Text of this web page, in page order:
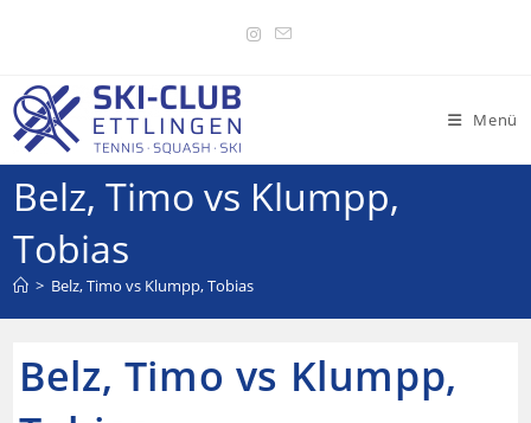
Menü
Belz, Timo vs Klumpp,
Tobias
> Belz, Timo vs Klumpp, Tobias
Belz, Timo vs Klumpp,